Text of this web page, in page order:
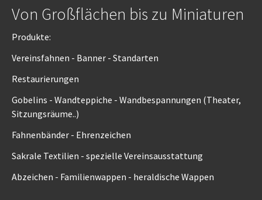
Von Großflächen bis zu Miniaturen
Produkte:
Vereinsfahnen - Banner - Standarten
Restaurierungen
Gobelins - Wandteppiche - Wandbespannungen (Theater,
Sitzungsräume..)
Fahnenbänder - Ehrenzeichen
Sakrale Textilien - spezielle Vereinsausstattung
Abzeichen - Familienwappen - heraldische Wappen